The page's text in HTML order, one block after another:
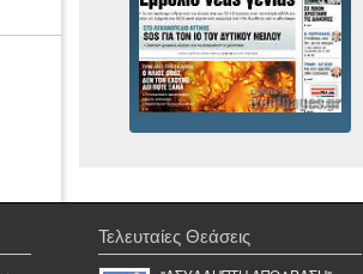
Τελευταίες Θεάσεις